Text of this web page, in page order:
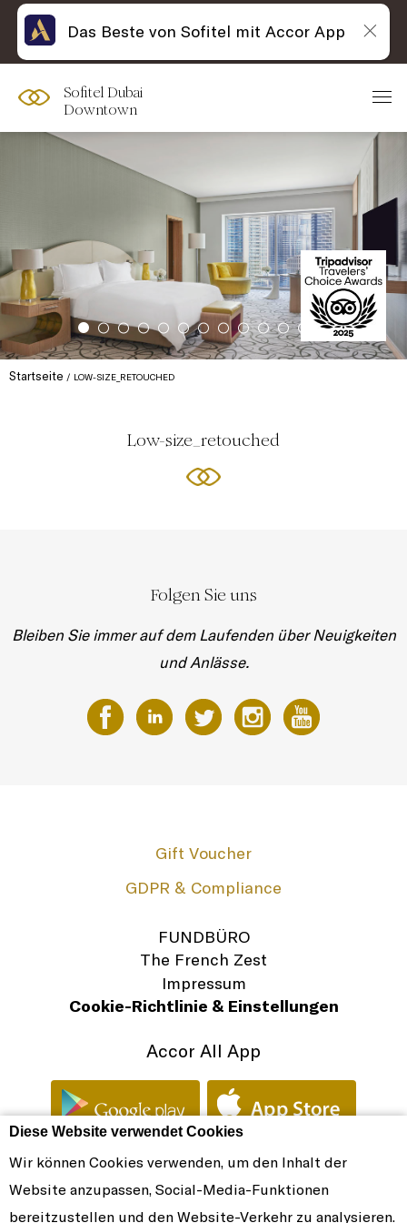
Diese Website verwendet Cookies
Wir können Cookies verwenden, um den Inhalt der
Website anzupassen, Social-Media-Funktionen
bereitzustellen und den Website-Verkehr zu analysieren.
Sofitel Dubai
Downtown
Startseite LOW-SIZE_RETOUCHED
Low-size_retouched
Folgen Sie uns
Bleiben Sie immer auf dem Laufenden über Neuigkeiten
und Anlässe.
Gift Voucher
GDPR & Compliance
FUNDBÜRO
The French Zest
Impressum
Cookie-Richtlinie & Einstellungen
Accor All App
© SOFITEL 2026. DAS SYMBOL FRANZÖSISCHER ELEGANZ
Das Beste von Sofitel mit Accor App